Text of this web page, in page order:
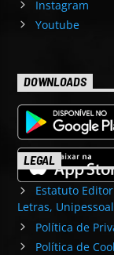
Instagram
Youtube
DOWNLOADS
LEGAL
Estatuto
Letras,
Política de
Política de